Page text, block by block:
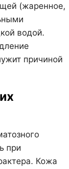
(жаренное,
водой.
причиной
при
Кожа